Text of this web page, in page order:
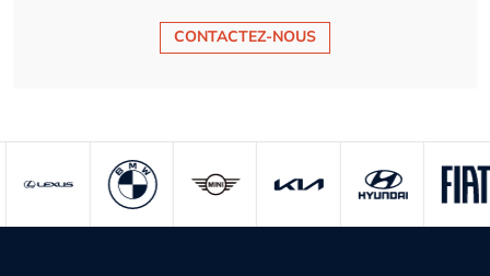
CONTACTEZ-NOUS